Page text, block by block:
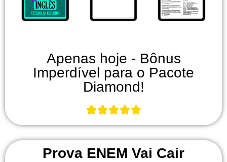
Apenas hoje - Bônus
Imperdível para o Pacote
Diamond!
Prova ENEM Vai Cair